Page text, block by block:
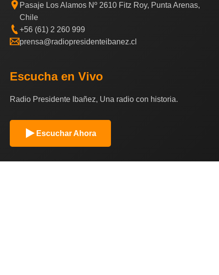
Pasaje Los Alamos Nº 2610 Fitz Roy, Punta Arenas,
Chile
+56 (61) 2 260 999
prensa@radiopresidenteibanez.cl
Escucha en Vivo
Radio Presidente Ibañez, Una radio con historia.
Escuchar Ahora